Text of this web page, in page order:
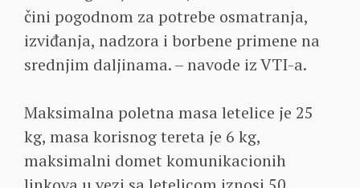
čini pogodnom za potrebe osmatranja,
izviđanja, nadzora i borbene primene na
srednjim daljinama. – navode iz VTI-a.
Maksimalna poletna masa letelice je 25
kg, masa korisnog tereta je 6 kg,
maksimalni domet komunikacionih